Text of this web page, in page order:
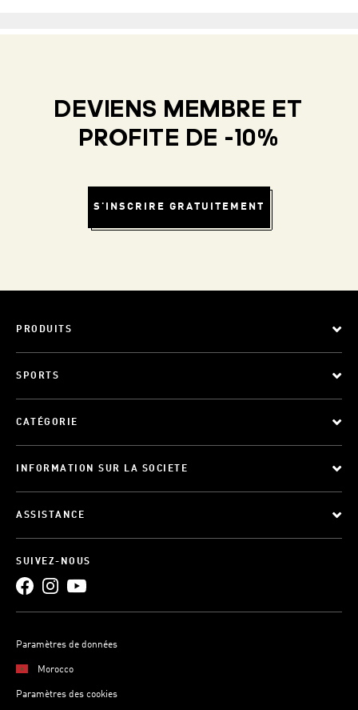
DEVIENS MEMBRE ET
PROFITE DE -10%
S'INSCRIRE GRATUITEMENT
PRODUITS
SPORTS
CATÉGORIE
INFORMATION SUR LA SOCIETE
ASSISTANCE
SUIVEZ-NOUS
Paramètres de données
Morocco
Paramètres des cookies